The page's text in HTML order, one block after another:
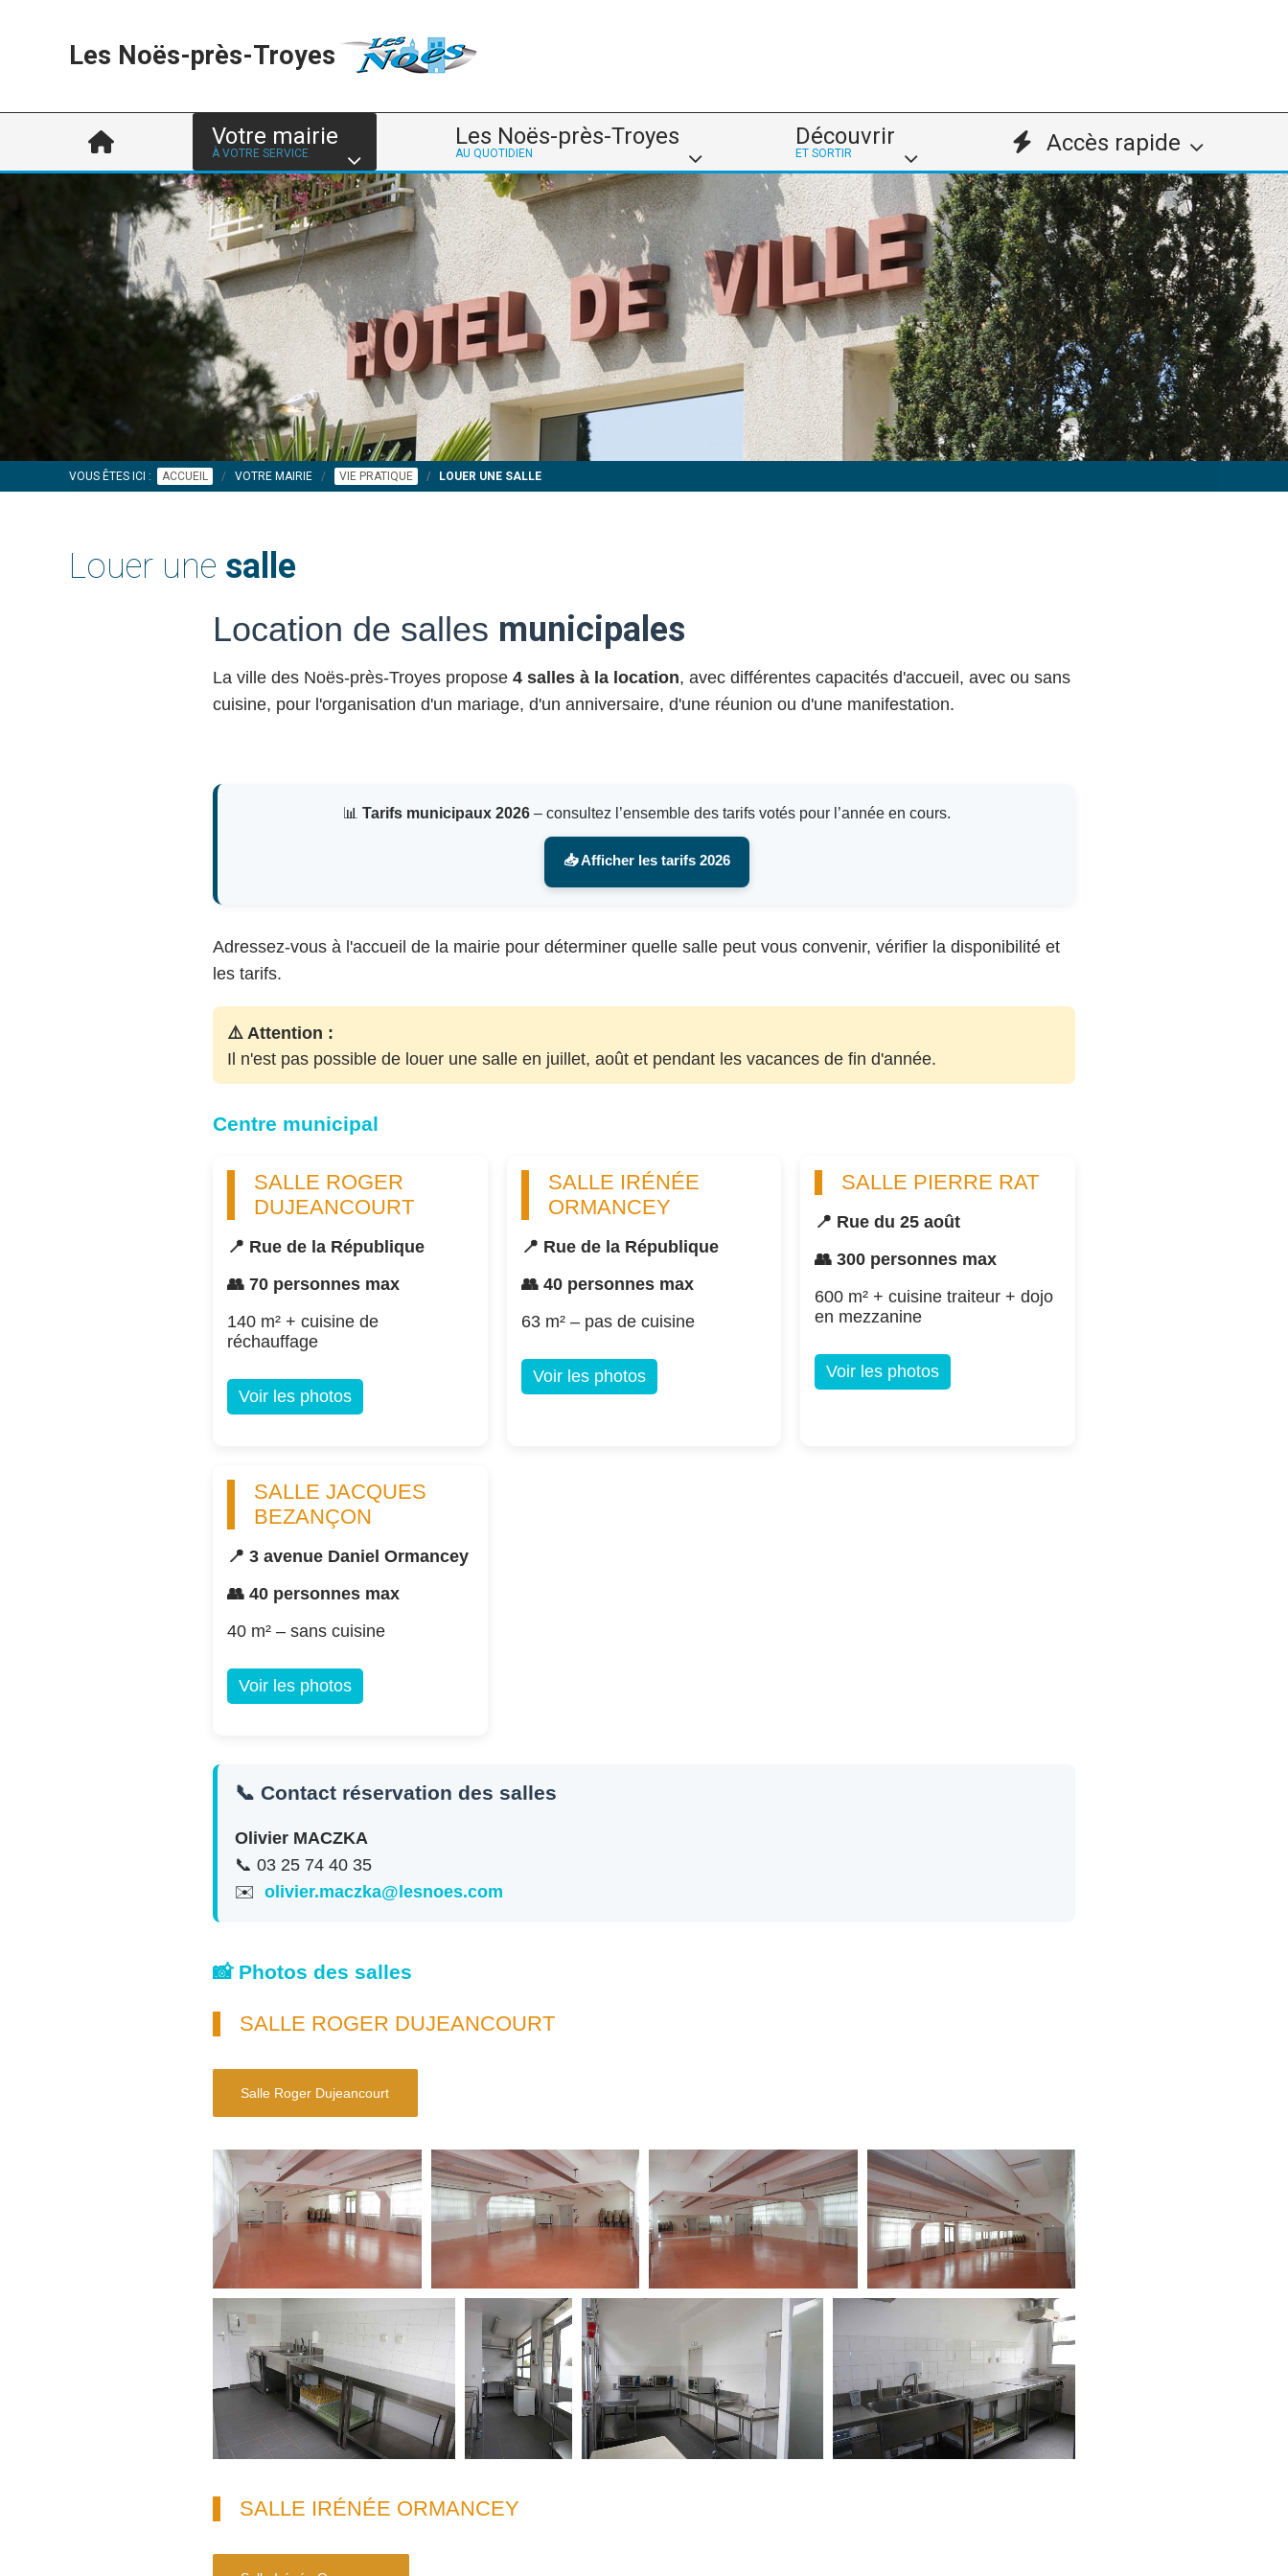
Les Noës-près-Troyes
Votre mairie
À VOTRE SERVICE
Les Noës-près-Troyes
AU QUOTIDIEN
Découvrir
ET SORTIR Accès rapide
VOUS ÊTES ICI : ACCUEIL VOTRE MAIRIE VIE PRATIQUE LOUER UNE SALLE
Louer une salle
Location de salles municipales
La ville des Noës-près-Troyes propose 4 salles à la location, avec différentes capacités d'accueil, avec ou sans
cuisine, pour l'organisation d'un mariage, d'un anniversaire, d'une réunion ou d'une manifestation.
📊 Tarifs municipaux 2026– consultez l’ensemble des tarifs votés pour l’année en cours.
📥 Afficher les tarifs 2026
Adressez-vous à l'accueil de la mairie pour déterminer quelle salle peut vous convenir, vérifier la disponibilité et
les tarifs.
⚠️ Attention :
Il n'est pas possible de louer une salle en juillet, août et pendant les vacances de fin d'année.
Centre municipal
SALLE ROGER
DUJEANCOURT
📍 Rue de la République
👥 70 personnes max
140 m² + cuisine de
réchauffage
Voir les photos
SALLE IRÉNÉE
ORMANCEY
📍 Rue de la République
👥 40 personnes max
63 m² – pas de cuisine
Voir les photos
SALLE PIERRE RAT
📍 Rue du 25 août
👥 300 personnes max
600 m² + cuisine traiteur + dojo
en mezzanine
Voir les photos
SALLE JACQUES
BEZANÇON
📍 3 avenue Daniel Ormancey
👥 40 personnes max
40 m² – sans cuisine
Voir les photos
📞 Contact réservation des salles
Olivier MACZKA
📞 03 25 74 40 35
✉️ olivier.maczka@lesnoes.com
📸 Photos des salles
SALLE ROGER DUJEANCOURT
Salle Roger Dujeancourt
SALLE IRÉNÉE ORMANCEY